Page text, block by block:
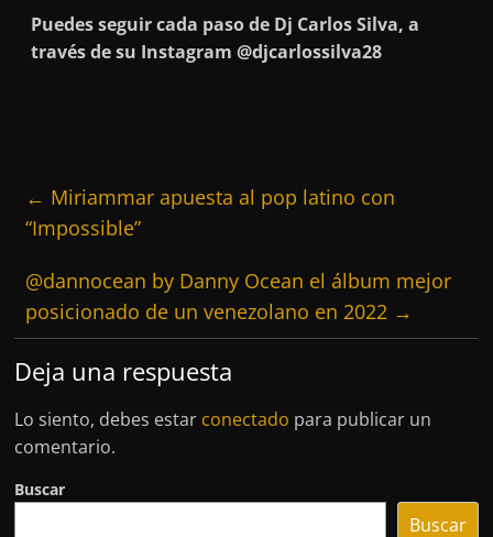
Puedes seguir cada paso de Dj Carlos Silva, a
través de su Instagram @djcarlossilva28
← Miriammar apuesta al pop latino con
“Impossible”
@dannocean by Danny Ocean el álbum mejor
posicionado de un venezolano en 2022 →
Deja una respuesta
Lo siento, debes estar conectado para publicar un
comentario.
Buscar
Buscar